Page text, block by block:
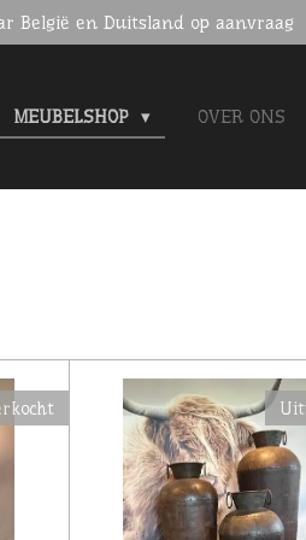
België en Duitsland op aanvraag
MEUBELSHOP OVER ONS